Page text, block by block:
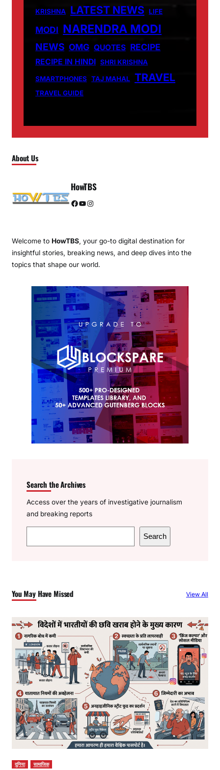
KRISHNA LATEST NEWS LIFE
MODI NARENDRA MODI
NEWS OMG QUOTES RECIPE
RECIPE IN HINDI SHRI KRISHNA
SMARTPHONES TAJ MAHAL TRAVEL
TRAVEL GUIDE
About Us
HowTBS
Facebook YouTube Instagram
Welcome to HowTBS , your go-to digital destination for
insightful stories, breaking news, and deep dives into the
topics that shape our world.
Search the Archives
Access over the years of investigative journalism
and breaking reports
e
h
Search
You May Have Missed View All
दुनिया सामाजिक